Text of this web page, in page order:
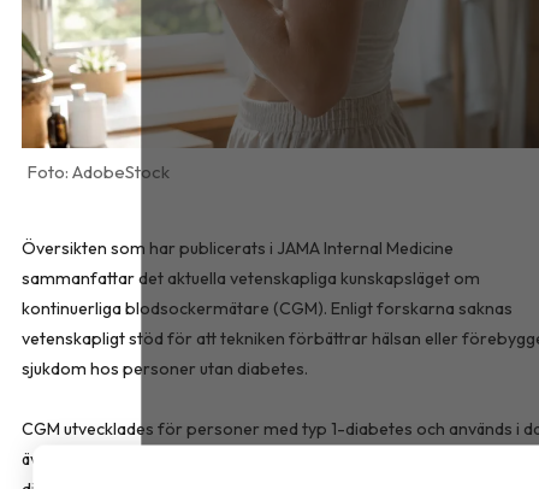
AdobeStock
Översikten som har publicerats i JAMA Internal Medicine
sammanfattar det aktuella vetenskapliga kunskapsläget om
kontinuerliga blodsockermätare (CGM). Enligt forskarna saknas
vetenskapligt stöd för att tekniken förbättrar hälsan eller
sjukdom hos personer utan diabetes.
CGM utvecklades för personer med typ 1-diabetes och används i
även av många med typ 2-diabetes. För personer med typ 2-